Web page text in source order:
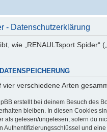
- Datenschutzerklärung
wie „RENAULTsport
verschiedene Arten
erstellt bei deinem Besuch des
bleiben. In diesen Cookies
als gelesen/ungelesen; sofern du
Authentifizierungsschlüssel und